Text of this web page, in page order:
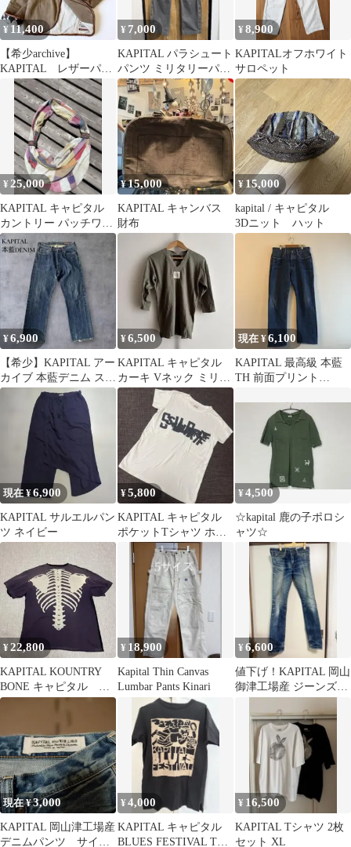
¥ 11,400
【希少archive】
KAPITAL レザーパイ
ピング テーラードジャ
ケット
¥ 7,000
KAPITAL パラシュート
パンツ ミリタリーパン
ツ ブーツカット キャピ
タル
¥8,900
KAPITALオフホワイト
サロペット
¥ 25,000
KAPITAL キャピタル
カントリー パッチワー
ク ショルダーバッグ
¥15,000
KAPITAL キャンバス
財布
¥ 15,000
kapital / キャピタル
3Dニット ハット
¥6,900
【希少】KAPITAL アー
カイブ 本藍デニム スト
レートデニム
¥6,500
KAPITAL キャピタル
カーキ Vネック ミリタ
リー Tシャツ OLD レア
現在 ¥6,100
KAPITAL 最高級 本藍
TH 前面プリント
現在 ¥6,900
KAPITAL サルエルパン
ツ ネイビー
¥5,800
KAPITAL キャピタル
ポケットTシャツ ホワ
イト 0
¥4,500
☆kapital 鹿の子ポロシ
ャツ☆
¥22,800
KAPITAL KOUNTRY
BONE キャピタル ボ
ーン 初期シャツ
¥ 18,900
Kapital Thin Canvas
Lumbar Pants Kinari
¥6,600
値下げ！KAPITAL 岡山
御津工場産 ジーンズ
現在 ¥3,000
KAPITAL 岡山津工場産
デニムパンツ サイズ
¥4,000
KAPITAL キャピタル
BLUES FESTIVAL Tシ
¥ 16,500
KAPITAL Tシャツ 2枚
セット XL